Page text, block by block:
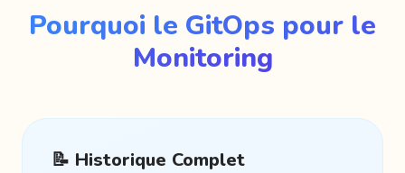
Pourquoi le GitOps pour le
Monitoring
📝 Historique Complet